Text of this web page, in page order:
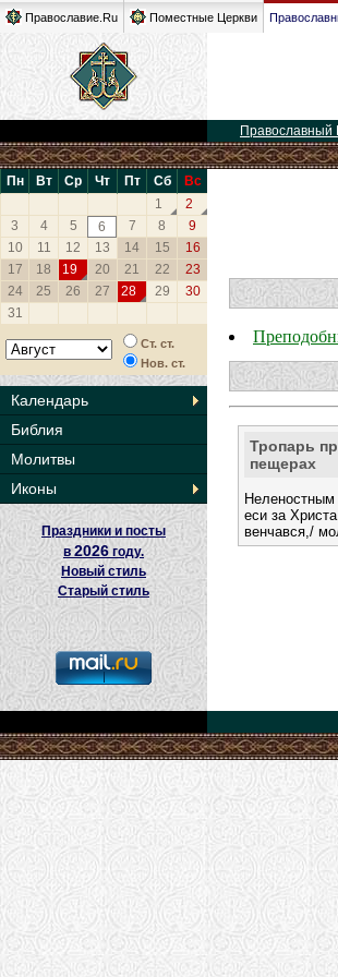
Православие.Ru Поместные Церкви
Православный
Пн Вт Ср Чт Пт Сб
Вс
1
2
3
4 5 6 7 8
9
10
11 12 13 14 15
16
17
18 19 20 21 22
23
24
25 26 27 28 29
30
31
Ст. ст.
Нов. ст.
Календарь
Библия
Молитвы
Иконы
Праздники и посты
в2026 году.
Новый стиль
Старый стиль
Тропарь
пещерах
еси за
венчався,/